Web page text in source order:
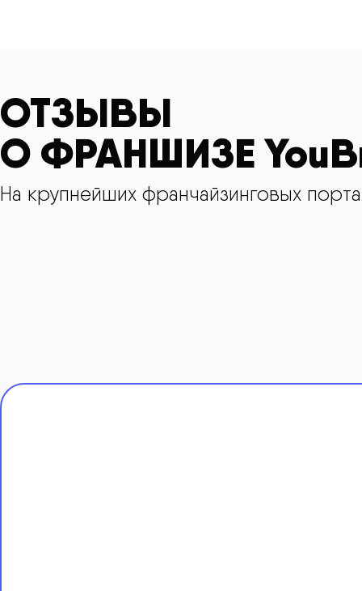
ОТЗЫВЫ
О ФРАНШИЗЕ
На крупнейших франчайзинговых